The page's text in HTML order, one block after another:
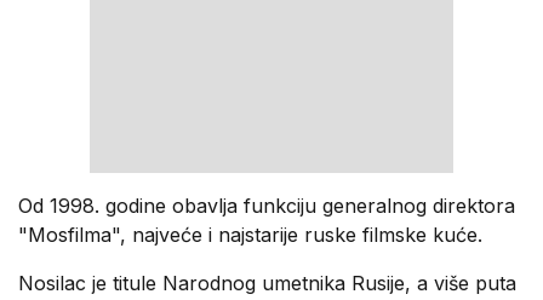
Od 1998. godine obavlja funkciju generalnog direktora
"Mosfilma", najveće i najstarije ruske filmske kuće.
Nosilac je titule Narodnog umetnika Rusije, a više puta